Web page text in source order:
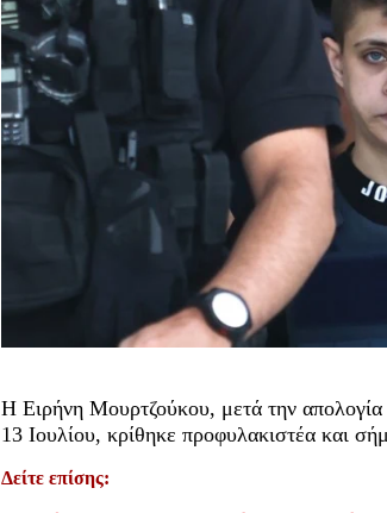
Η Ειρήνη Μουρτζούκου, μετά την απολογία
13 Ιουλίου, κρίθηκε προφυλακιστέα και
Δείτε επίσης: